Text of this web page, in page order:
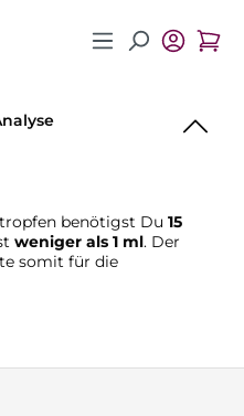
benötigst Du 15
weniger als 1 ml. Der
somit für die